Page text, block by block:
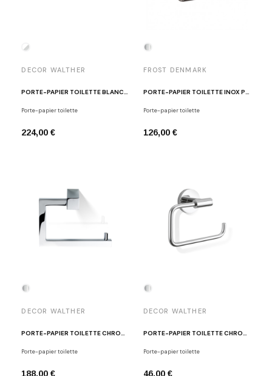
DECOR WALTHER
PORTE-PAPIER TOILETTE BLANC - CHROME STONE TPH4
Porte-papier toilette
224,00 €
FROST DENMARK
PORTE-PAPIER TOILETTE INOX POLI QUADRA FROST DENMARK
Porte-papier toilette
126,00 €
DECOR WALTHER
PORTE-PAPIER TOILETTE CHROME POLI CO TPH3
Porte-papier toilette
188,00 €
DECOR WALTHER
PORTE-PAPIER TOILETTE CHROME POLI BA TPH3
Porte-papier toilette
46,00 €